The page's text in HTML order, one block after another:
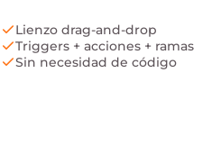
Lienzo drag-and-drop
Triggers + acciones + ramas
Sin necesidad de código